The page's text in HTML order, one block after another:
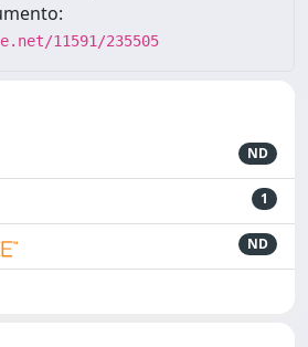
11591/235505
ND
1
ND